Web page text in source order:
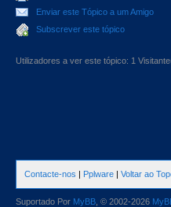
Enviar este Tópico a um Amigo
Subscrever este tópico
Utilizadores a ver este tópico: 1
Contacte-nos | Pplware | Voltar ao
Suportado Por MyBB , © 2002-2026